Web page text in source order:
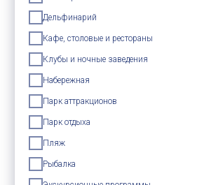
Дельфинарий
Кафе, столовые и рестораны
Клубы и ночные заведения
Набережная
Парк аттракционов
Парк отдыха
Пляж
Рыбалка